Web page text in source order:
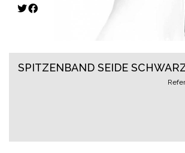
SPITZENBAND SEIDE